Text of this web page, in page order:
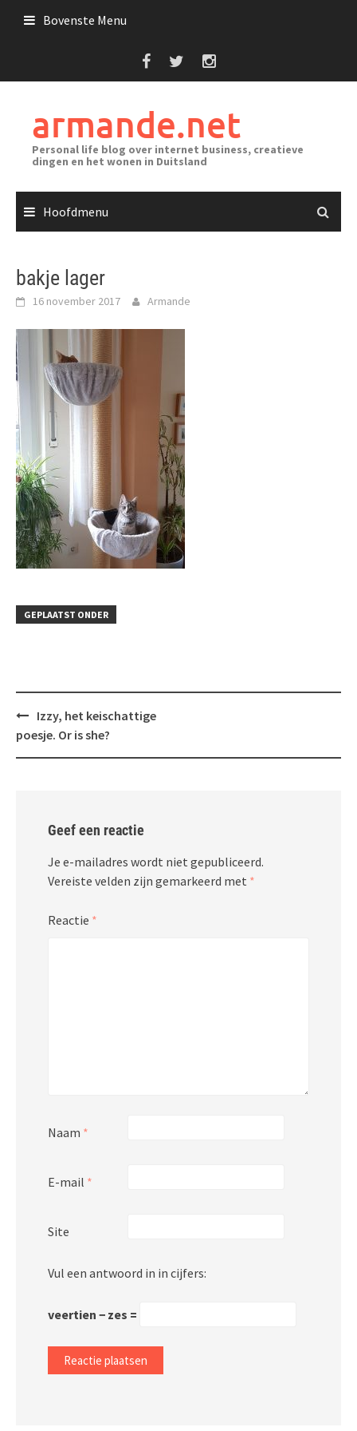
Bovenste Menu
armande.net
Personal life blog over internet business, creatieve
dingen en het wonen in Duitsland
Hoofdmenu
bakje lager
16 november 2017 Armande
GEPLAATST ONDER
Bericht
navigatie
Izzy, het keischattige
poesje. Or is she?
Geef een reactie
Je e-mailadres wordt niet gepubliceerd.
Vereiste velden zijn gemarkeerd met *
Reactie *
Naam *
E-mail *
Site
Vul een antwoord in in cijfers:
veertien − zes =